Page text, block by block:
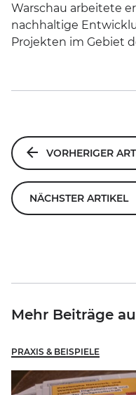
Warschau arbeitete
nachhaltige
Projekten im Gebiet
VORHERIGER
NÄCHSTER ARTIKEL
Mehr Beiträge
PRAXIS & BEISPIELE